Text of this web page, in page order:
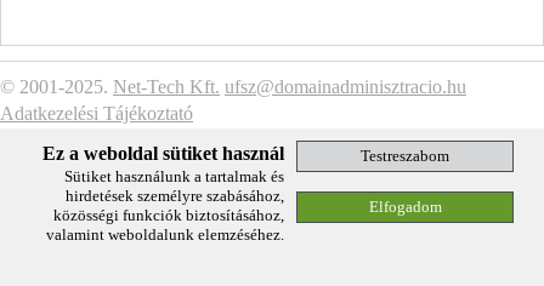
© 2001-2025. Net-Tech Kft. ufsz@domainadminisztracio.hu
Adatkezelési Tájékoztató
Ez a weboldal sütiket használ
Sütiket használunk a tartalmak és
hirdetések személyre szabásához,
közösségi funkciók biztosításához,
valamint weboldalunk elemzéséhez.